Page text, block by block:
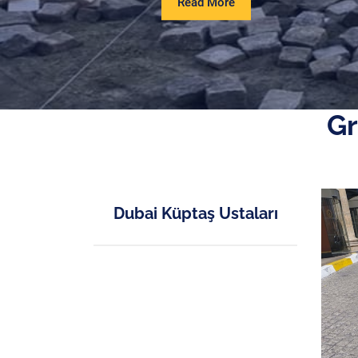
More
Dubai Küptaş Ustaları